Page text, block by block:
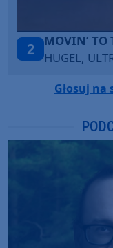
3
Głosuj